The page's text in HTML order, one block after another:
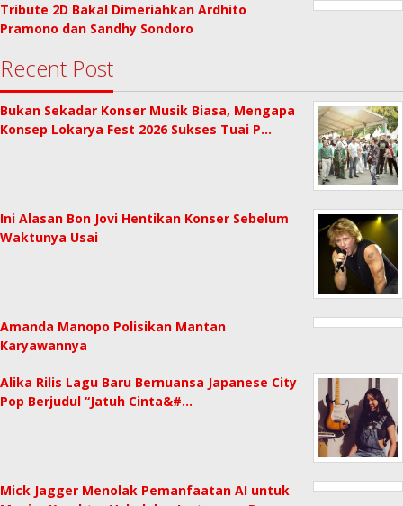
Tribute 2D Bakal Dimeriahkan Ardhito
Pramono dan Sandhy Sondoro
Recent Post
Bukan Sekadar Konser Musik Biasa, Mengapa
Konsep Lokarya Fest 2026 Sukses Tuai P…
Ini Alasan Bon Jovi Hentikan Konser Sebelum
Waktunya Usai
Amanda Manopo Polisikan Mantan
Karyawannya
Alika Rilis Lagu Baru Bernuansa Japanese City
Pop Berjudul “Jatuh Cinta&#…
Mick Jagger Menolak Pemanfaatan AI untuk